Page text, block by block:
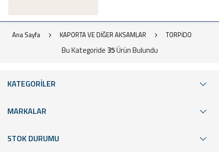
Ana Sayfa KAPORTA VE DİĞER AKSAMLAR TORPİDO
Bu Kategoride 35Ürün Bulundu
KATEGORİLER
MARKALAR
STOK DURUMU